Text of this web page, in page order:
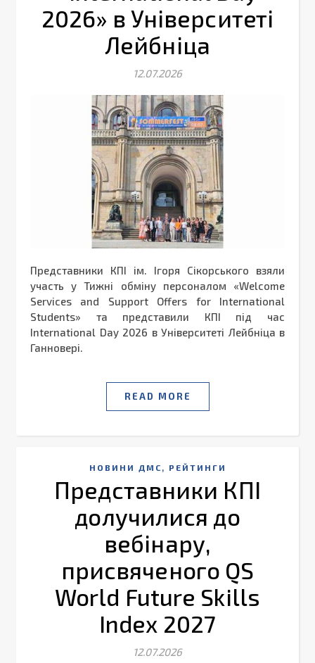
2026» в Університеті
Лейбніца
12.07.2026
Представники КПІ ім. Ігоря Сікорського взяли
участь у Тижні обміну персоналом «Welcome
Services and Support Offers for International
Students» та представили КПІ під час
International Day 2026 в Університеті Лейбніца в
Ганновері.
READ MORE
НОВИНИ ДМС РЕЙТИНГИ
Представники КПІ
долучилися до
вебінару,
присвяченого QS
World Future Skills
Index 2027
12.07.2026